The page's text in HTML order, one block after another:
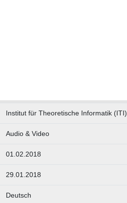
Institut für Theoretische Informatik (ITI)
Audio & Video
01.02.2018
29.01.2018
Deutsch